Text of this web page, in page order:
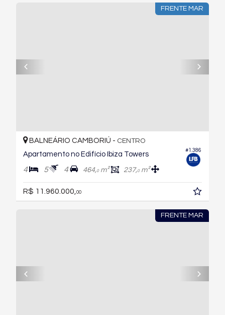
FRENTE MAR
#1.386
BALNEÁRIO CAMBORIÚ - CENTRO
Apartamento no Edifício Ibiza Towers
4 5 4 464,0m² 237,0m²
R$ 11.960.000,00
FRENTE MAR